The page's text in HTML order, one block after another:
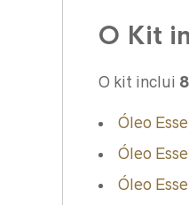
O Kit
O kit inclui
Óleo
Óleo
Óleo